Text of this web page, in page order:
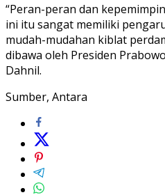
“Peran-peran dan
ini itu sangat memiliki
mudah-mudahan kiblat
dibawa oleh Presiden
Dahnil.
Sumber, Antara